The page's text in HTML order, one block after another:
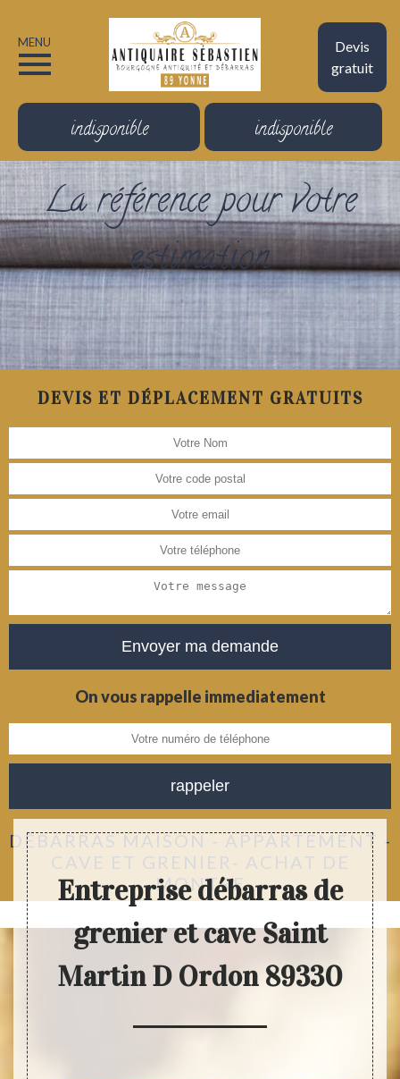
Devis
gratuit
MENU
indisponible indisponible
La référence pour votre
estimation
DEVIS ET DÉPLACEMENT GRATUITS
On vous rappelle immediatement
DÉBARRAS MAISON - APPARTEMENT -
CAVE ET GRENIER- ACHAT DE
MONTRE
Entreprise débarras de
grenier et cave Saint
Martin D Ordon 89330